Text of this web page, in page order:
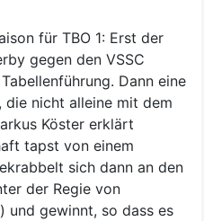
für TBO 1: Erst der
gegen den VSSC
Dann eine
die nicht alleine mit dem
Köster erklärt
tapst von einem
sich dann an den
der Regie von
und gewinnt, so dass es